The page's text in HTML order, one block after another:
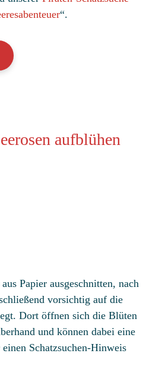
“.
aufblühen
Papier ausgeschnitten, nach
vorsichtig auf die
Dort öffnen sich die Blüten
und können dabei eine
Schatzsuchen-Hinweis